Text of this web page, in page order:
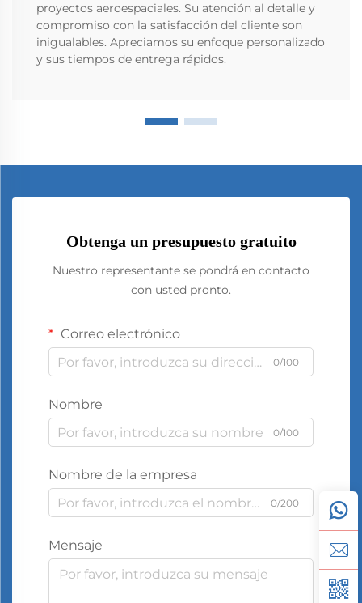
proyectos aeroespaciales. Su atención al detalle y
compromiso con la satisfacción del cliente son
inigualables. Apreciamos su enfoque personalizado
y sus tiempos de entrega rápidos.
Obtenga un presupuesto gratuito
Nuestro representante se pondrá en contacto
con usted pronto.
Correo electrónico
0/100
Nombre
0/100
Nombre de la empresa
0/200
Mensaje